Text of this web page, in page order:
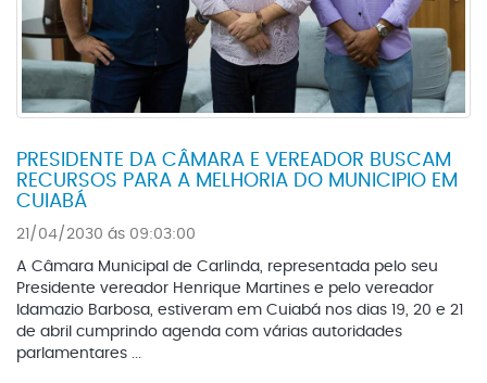
PRESIDENTE DA CÂMARA E VEREADOR BUSCAM
RECURSOS PARA A MELHORIA DO MUNICIPIO EM
CUIABÁ
21/04/2030 ás 09:03:00
A Câmara Municipal de Carlinda, representada pelo seu
Presidente vereador Henrique Martines e pelo vereador
Idamazio Barbosa, estiveram em Cuiabá nos dias 19, 20 e 21
de abril cumprindo agenda com várias autoridades
parlamentares ...